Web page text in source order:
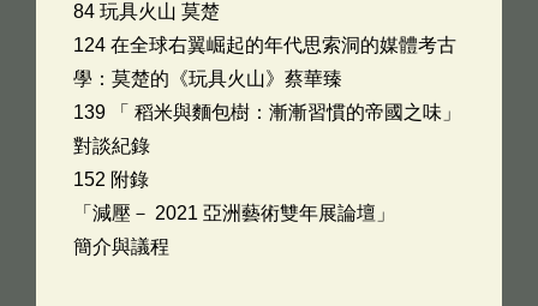
84 玩具火山 莫楚
124 在全球右翼崛起的年代思索洞的媒體考古
學：莫楚的《玩具火山》蔡華臻
139 「 稻米與麵包樹：漸漸習慣的帝國之味」
對談紀錄
152 附錄
「減壓－ 2021 亞洲藝術雙年展論壇」
簡介與議程